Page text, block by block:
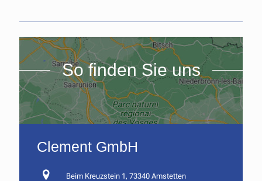
So finden Sie uns
Clement GmbH
Beim Kreuzstein 1, 73340 Amstetten